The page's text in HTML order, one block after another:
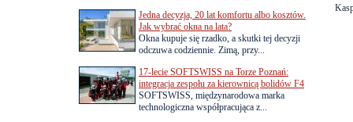
Jedna decyzja, 20 lat komfortu albo kosztów.
Jak wybrać okna na lata?
Okna kupuje się rzadko, a skutki tej decyzji
odczuwa codziennie. Zimą, przy...
17-lecie SOFTSWISS na Torze Poznań:
integracja zespołu za kierownicą bolidów F4
SOFTSWISS, międzynarodowa marka
technologiczna współpracująca z...